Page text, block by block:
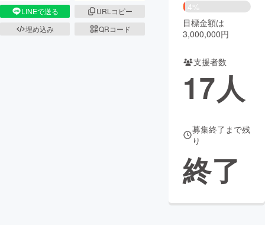
CAMPFIRE for Social Good
CAMPFIRE Creation
コミュニティ
LINEで送る
URLコピー
埋め込み
QRコード
4%
目標金額は
3,000,000円
支援者数
17人
募集終了まで残
り
終了